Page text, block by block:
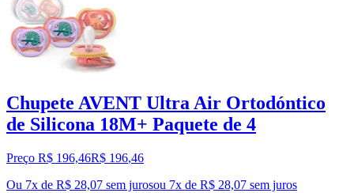
Chupete AVENT Ultra Air Ortodóntico
de Silicona 18M+ Paquete de 4
Preço R$ 196,46R$ 196,46
Ou 7x de R$ 28,07 sem jurosou 7x de R$ 28,07 sem juros